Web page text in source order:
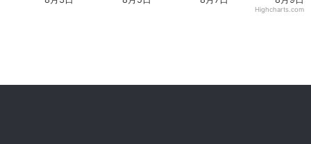
Highcharts.com